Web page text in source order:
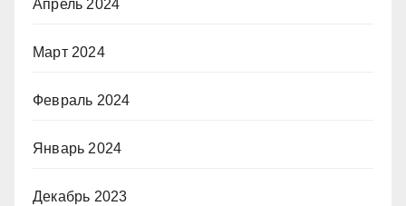
Апрель 2024
Март 2024
Февраль 2024
Январь 2024
Декабрь 2023